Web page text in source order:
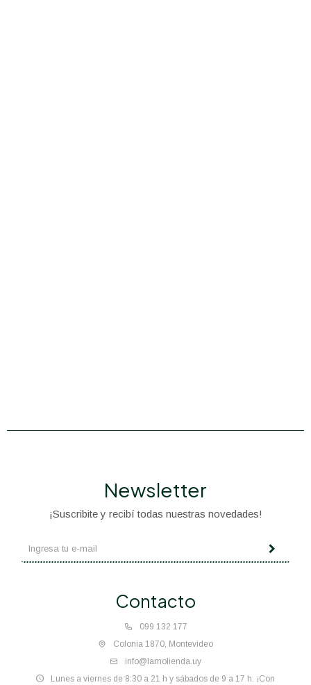
Contacto
099 132 177
Colonia 1870, Montevideo
info@lamolienda.uy
Lunes a viernes de 8:30 a 21 h y sábados de 9 a 17 h. ¡Con
Newsletter
¡Suscribite y recibí todas nuestras novedades!